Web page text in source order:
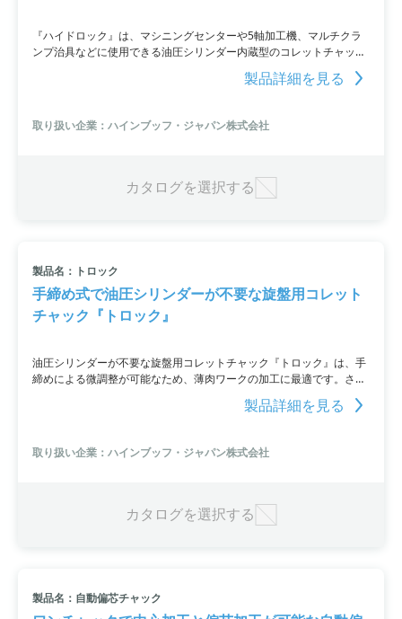
『ハイドロック』は、マシニングセンターや5軸加工機、マルチクラ
ンプ治具などに使用できる油圧シリンダー内蔵型のコレットチャック
です。小径ワークにも対応し、スペースを節約しながらマルチクラン
プシステムを構築することができます。自動化ラインや5軸加工機に
製品詳細を見る
取り扱い企業：ハインブッフ・ジャパン株式会社
カタログを選択する
製品名：トロック
手締め式で油圧シリンダーが不要な旋盤用コレット
チャック『トロック』
油圧シリンダーが不要な旋盤用コレットチャック『トロック』は、手
締めによる微調整が可能なため、薄肉ワークの加工に最適です。さら
に、各種アダプターシステムの取り付けも可能で、幅広いクランプに
対応。炭素繊維強化プラスチックを使用した軽量な『トロックCFK』
製品詳細を見る
取り扱い企業：ハインブッフ・ジャパン株式会社
カタログを選択する
製品名：自動偏芯チャック